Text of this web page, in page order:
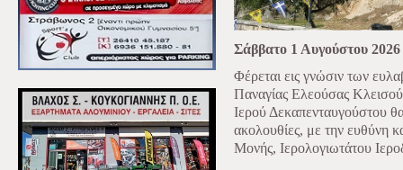
Σάββατο 1 Αυγούστου 2026
Φέρεται εις γνώσιν των
Παναγίας Ελεούσας
Ιερού Δεκαπενταυγούστου
ακολουθίες, με την ευθύνη
Μονής, Ιερολογιωτάτου